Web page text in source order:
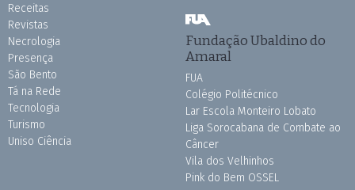
Receitas
Revistas
Necrologia
Presença
São Bento
Tá na Rede
Tecnologia
Turismo
Uniso Ciência
Fundação Ubaldino do
Amaral
FUA
Colégio Politécnico
Lar Escola Monteiro Lobato
Liga Sorocabana de Combate ao
Câncer
Vila dos Velhinhos
Pink do Bem OSSEL